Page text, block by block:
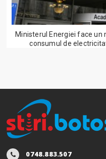
Ministerul Energiei face un
consumul de
0748.883.507